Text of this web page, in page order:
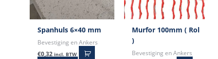
Spanhuls 6×40 mm
Bevestiging en Ankers
€0,32 incl. BTW
Murfor 100mm ( Rol
)
Bevestiging en Ankers